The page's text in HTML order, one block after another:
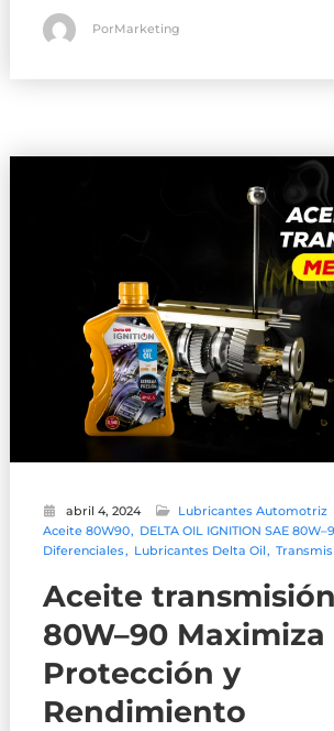
PorMarketing
abril 4, 2024
Lubricantes Automotriz
Aceite 80W90
DELTA OIL IGNITION SAE
Diferenciales
Lubricantes Delta Oil
Aceite
80W–90 Maximiza
Protección y
Rendimiento